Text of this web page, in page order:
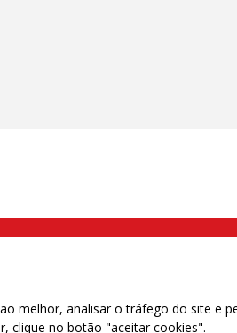
(11) 2108 9200 - Fax (11) 2108 9310
melhor, analisar o tráfego do site e
clique no botão "aceitar cookies".